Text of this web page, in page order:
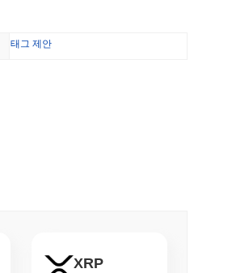
검증자 보상 소각 제
태그 제안
XRP